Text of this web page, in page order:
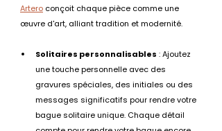
Artero conçoit chaque pièce comme une
œuvre d'art, alliant tradition et modernité.
Solitaires personnalisables : Ajoutez
une touche personnelle avec des
gravures spéciales, des initiales ou des
messages significatifs pour rendre votre
bague solitaire unique. Chaque détail